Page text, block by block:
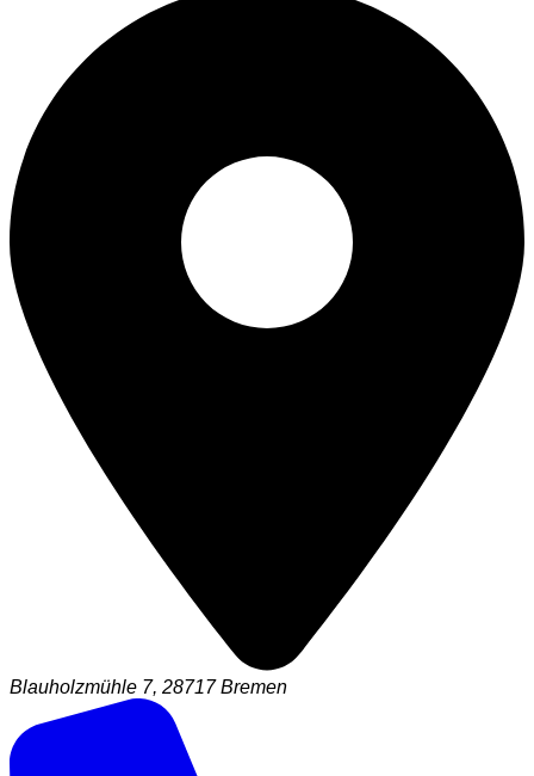
Blauholzmühle 7, 28717 Bremen